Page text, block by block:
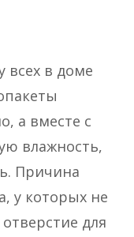
всех в доме
а вместе с
влажность,
Причина
у которых не
для